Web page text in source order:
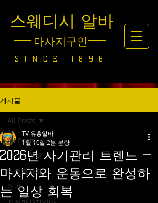
스웨디시 알바
마사지구인
SINCE 1896
게시물
All Posts
마사지알바
건전마사지
건마
All Posts
2026년 자기관리 트렌드 —
마사지와 운동으로 완성하
는 일상 회복
TV 유흥알바
1월 10일 2분 분량